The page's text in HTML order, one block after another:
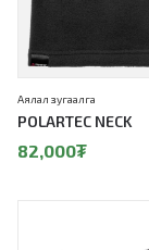
POLARTEC NECK
Аялал зугаалга
82,000₮